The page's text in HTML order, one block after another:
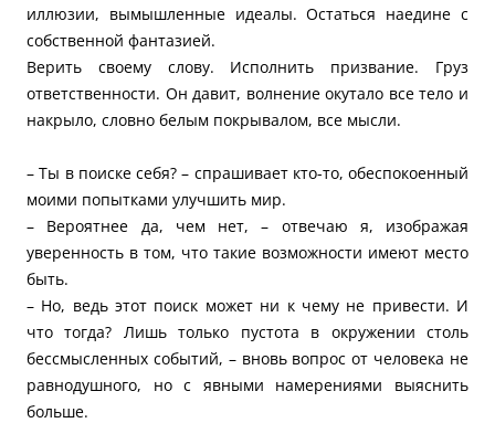
иллюзии, вымышленные идеалы. Остаться наедине с
собственной фантазией.
Верить своему слову. Исполнить призвание. Груз
ответственности. Он давит, волнение окутало все тело и
накрыло, словно белым покрывалом, все мысли.
– Ты в поиске себя? – спрашивает кто-то, обеспокоенный
моими попытками улучшить мир.
– Вероятнее да, чем нет, – отвечаю я, изображая
уверенность в том, что такие возможности имеют место
быть.
– Но, ведь этот поиск может ни к чему не привести. И
что тогда? Лишь только пустота в окружении столь
бессмысленных событий, – вновь вопрос от человека не
равнодушного, но с явными намерениями выяснить
больше.